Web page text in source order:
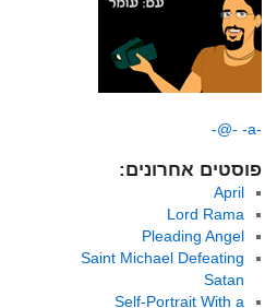
-a-
-@-
פוסטים אחרונים:
April
Lord Rama
Pleading Angel
Saint Michael Defeating
Satan
Self-Portrait With a